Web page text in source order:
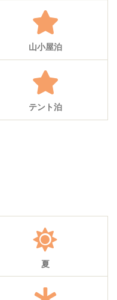
山小屋泊
テント泊
夏